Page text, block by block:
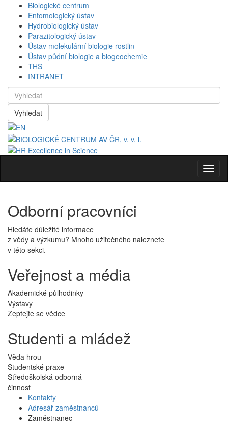
Biologické centrum
Entomologický ústav
Hydrobiologický ústav
Parazitologický ústav
Ústav molekulární biologie rostlin
Ústav půdní biologie a biogeochemie
THS
INTRANET
Vyhledat
Odborní pracovníci
Hledáte důležité informace
z vědy a výzkumu? Mnoho užitečného naleznete
v této sekci.
Veřejnost a média
Akademické půlhodinky
Výstavy
Zeptejte se vědce
Studenti a mládež
Věda hrou
Studentské praxe
Středoškolská odborná
činnost
Kontakty
Adresář zaměstnanců
Zaměstnanec